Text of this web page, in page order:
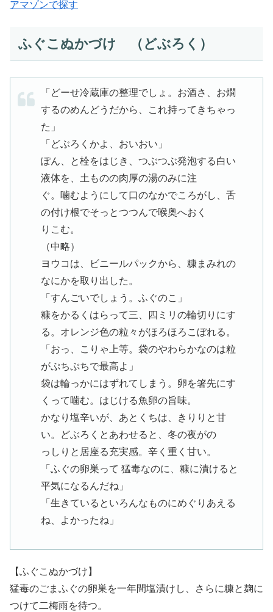
アマゾンで探す
ふぐこぬかづけ （どぶろく）
「どーせ冷蔵庫の整理でしょ。お酒さ、お燗
するのめんどうだから、これ持ってきちゃっ
た」
「どぶろくかよ、おいおい」
ぽん、と栓をはじき、つぶつぶ発泡する白い
液体を、土ものの肉厚の湯のみに注
ぐ。噛むようにして口のなかでころがし、舌
の付け根でそっとつつんで喉奥へおく
りこむ。
（中略）
ヨウコは、ビニールパックから、糠まみれの
なにかを取り出した。
「すんごいでしょう。ふぐのこ」
糠をかるくはらって三、四ミリの輪切りにす
る。オレンジ色の粒々がほろほろこぼれる。
「おっ、こりゃ上等。袋のやわらかなのは粒
がぷちぷちで最高よ」
袋は輪っかにはずれてしまう。卵を箸先にす
くって噛む。はじける魚卵の旨味。
かなり塩辛いが、あとくちは、きりりと甘
い。どぶろくとあわせると、冬の夜がの
っしりと居座る充実感。辛く重く甘い。
「ふぐの卵巣って 猛毒なのに、糠に漬けると
平気になるんだね」
「生きているといろんなものにめぐりあえる
ね、よかったね」
【ふぐこぬかづけ】
猛毒のごまふぐの卵巣を一年間塩漬けし、さらに糠と麹に
つけて二梅雨を待つ。